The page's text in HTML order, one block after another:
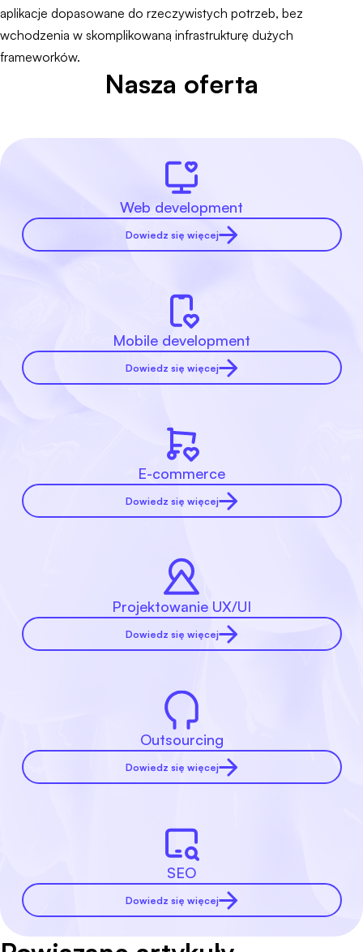
aplikacje dopasowane do rzeczywistych potrzeb, bez
wchodzenia w skomplikowaną infrastrukturę dużych
frameworków.
Nasza oferta
Web development
Dowiedz się więcej
Mobile development
Dowiedz się więcej
E-commerce
Dowiedz się więcej
Projektowanie UX/UI
Dowiedz się więcej
Outsourcing
Dowiedz się więcej
SEO
Dowiedz się więcej